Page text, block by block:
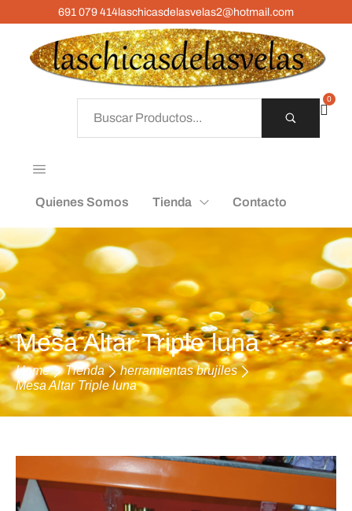
691 079 414laschicasdelasvelas2@hotmail.com
Quienes Somos Tienda Contacto
0
Mesa Altar Triple luna
Home Tienda
herramientas brujiles
Mesa Altar Triple luna